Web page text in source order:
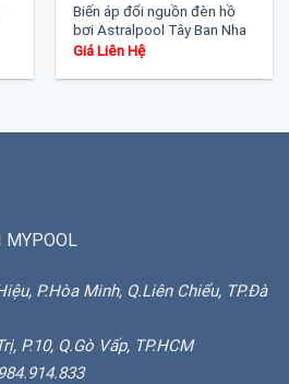
Biến áp đổi nguồn đèn hồ
bơi Astralpool Tây Ban Nha
Giá Liên Hệ
MYPOOL
P.Hòa Minh, Q.Liên Chiểu, TP.Đà
P.10, Q.Gò Vấp, TP.HCM